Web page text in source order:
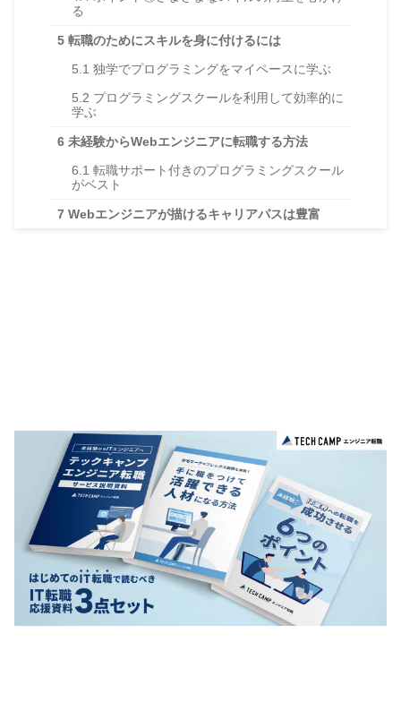
る
5 転職のためにスキルを身に付けるには
5.1 独学でプログラミングをマイペースに学ぶ
5.2 プログラミングスクールを利用して効率的に
学ぶ
6 未経験からWebエンジニアに転職する方法
6.1 転職サポート付きのプログラミングスクール
がベスト
7 Webエンジニアが描けるキャリアパスは豊富